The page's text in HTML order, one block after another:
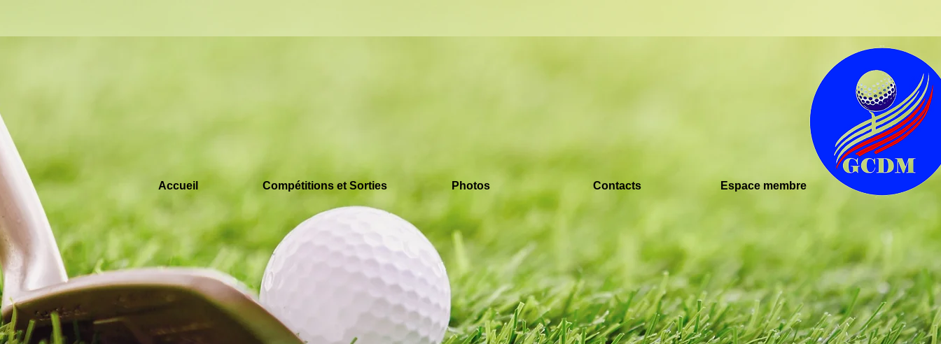
Accueil Compétitions et Sorties Photos Contacts Espace membre